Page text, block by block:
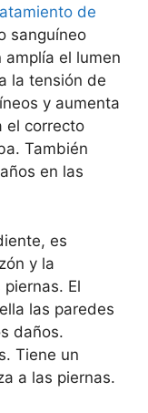
de
sanguíneo
el lumen
la tensión de
y aumenta
el correcto
También
en las
es
y la
El
las paredes
daños.
Tiene un
a las piernas.